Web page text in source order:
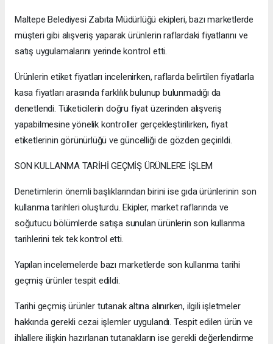
Maltepe Belediyesi Zabıta Müdürlüğü ekipleri, bazı marketlerde
müşteri gibi alışveriş yaparak ürünlerin raflardaki fiyatlarını ve
satış uygulamalarını yerinde kontrol etti.
Ürünlerin etiket fiyatları incelenirken, raflarda belirtilen fiyatlarla
kasa fiyatları arasında farklılık bulunup bulunmadığı da
denetlendi. Tüketicilerin doğru fiyat üzerinden alışveriş
yapabilmesine yönelik kontroller gerçekleştirilirken, fiyat
etiketlerinin görünürlüğü ve güncelliği de gözden geçirildi.
SON KULLANMA TARİHİ GEÇMİŞ ÜRÜNLERE İŞLEM
Denetimlerin önemli başlıklarından birini ise gıda ürünlerinin son
kullanma tarihleri oluşturdu. Ekipler, market raflarında ve
soğutucu bölümlerde satışa sunulan ürünlerin son kullanma
tarihlerini tek tek kontrol etti.
Yapılan incelemelerde bazı marketlerde son kullanma tarihi
geçmiş ürünler tespit edildi.
Tarihi geçmiş ürünler tutanak altına alınırken, ilgili işletmeler
hakkında gerekli cezai işlemler uygulandı. Tespit edilen ürün ve
ihlallere ilişkin hazırlanan tutanakların ise gerekli değerlendirme